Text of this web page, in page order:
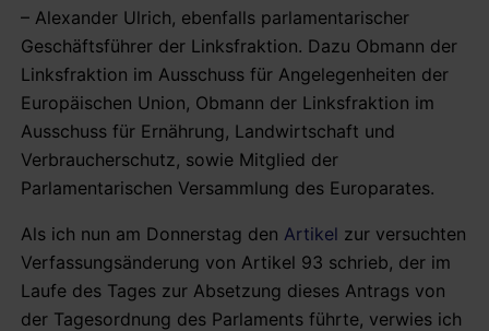
– Alexander Ulrich, ebenfalls parlamentarischer
Geschäftsführer der Linksfraktion. Dazu Obmann der
Linksfraktion im Ausschuss für Angelegenheiten der
Europäischen Union, Obmann der Linksfraktion im
Ausschuss für Ernährung, Landwirtschaft und
Verbraucherschutz, sowie Mitglied der
Parlamentarischen Versammlung des Europarates.
Als ich nun am Donnerstag den Artikel zur versuchten
Verfassungsänderung von Artikel 93 schrieb, der im
Laufe des Tages zur Absetzung dieses Antrags von
der Tagesordnung des Parlaments führte, verwies ich